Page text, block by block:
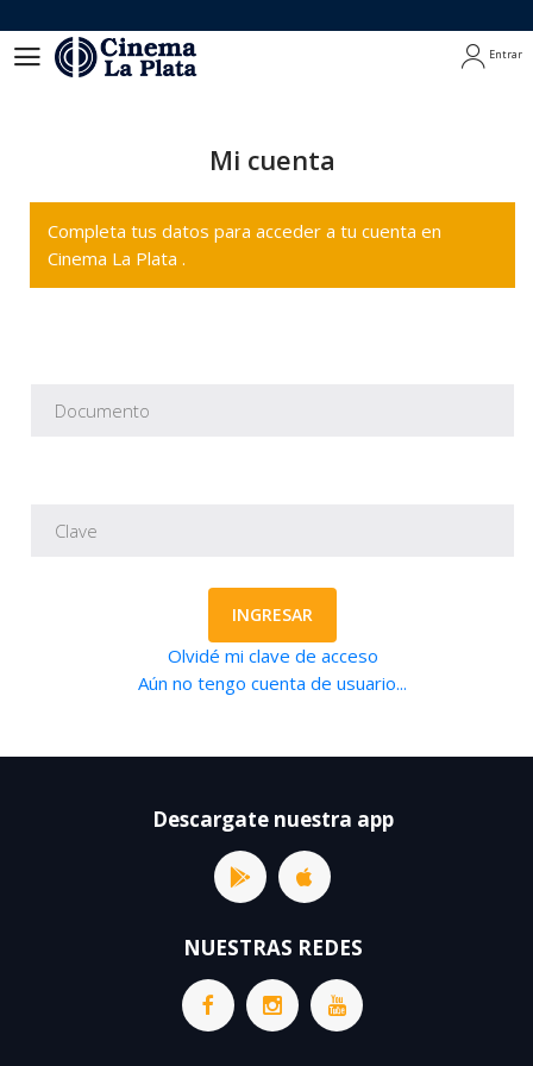
Entrar
Mi cuenta
Completa tus datos para acceder a tu cuenta en
Cinema La Plata .
INGRESAR
Olvidé mi clave de acceso
Aún no tengo cuenta de usuario...
Descargate nuestra app
NUESTRAS REDES